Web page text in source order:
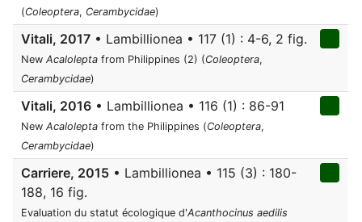
(Coleoptera, Cerambycidae)
Vitali, 2017 • Lambillionea • 117 (1) : 4-6, 2 fig.
New Acalolepta from Philippines (2) (Coleoptera,
Cerambycidae)
Vitali, 2016 • Lambillionea • 116 (1) : 86-91
New Acalolepta from the Philippines (Coleoptera,
Cerambycidae)
Carriere, 2015 • Lambillionea • 115 (3) : 180-
188, 16 fig.
Evaluation du statut écologique d'Acanthocinus aedilis